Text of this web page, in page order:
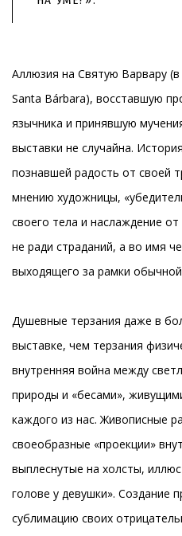
Аллюзия на Святую Варвару
Santa Bárbara), восставшую
язычника и принявшую
выставки не случайна.
познавшей радость от своей
мнению художницы,
своего тела и наслаждение
не ради страданий, а во имя
выходящего за рамки обычной
Душевные терзания даже в
выставке, чем терзания
внутренняя война между
природы и «бесами»,
каждого из нас. Живописные
своеобразные «проекции»
выплеснутые на холсты,
голове у девушки». Создание
сублимацию своих